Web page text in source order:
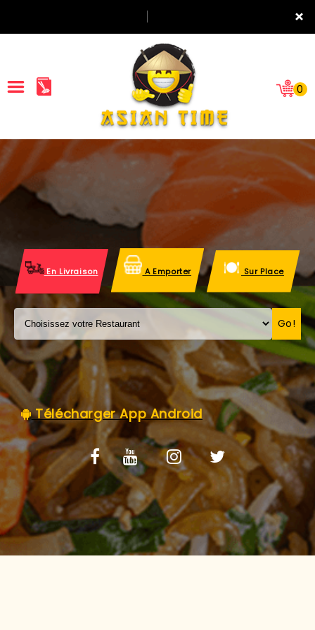
×
ACCUEIL
LA CARTE
VOS AVIS
MENTIONS LÉGALES
C.G.V
0
En Livraison A Emporter Sur Place
Go!
Télécharger App Android